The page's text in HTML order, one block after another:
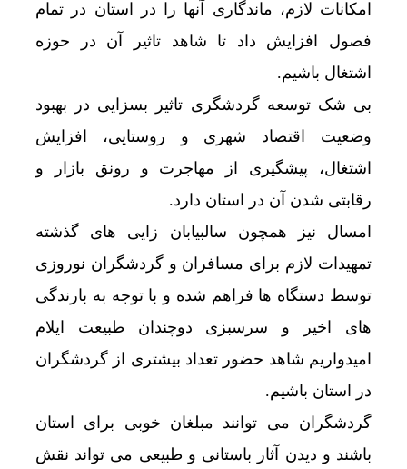
امکانات لازم، ماندگاری آنها را در استان در تمام
فصول افزایش داد تا شاهد تاثیر آن در حوزه
اشتغال باشیم.
بی شک توسعه گردشگری تاثیر بسزایی در بهبود
وضعیت اقتصاد شهری و روستایی، افزایش
اشتغال، پیشگیری از مهاجرت و رونق بازار و
رقابتی شدن آن در استان دارد.
امسال نیز همچون سالبیابان زایی های گذشته
تمهیدات لازم برای مسافران و گردشگران نوروزی
توسط دستگاه ها فراهم شده و با توجه به بارندگی
های اخیر و سرسبزی دوچندان طبیعت ایلام
امیدواریم شاهد حضور تعداد بیشتری از گردشگران
در استان باشیم.
گردشگران می توانند مبلغان خوبی برای استان
باشند و دیدن آثار باستانی و طبیعی می تواند نقش